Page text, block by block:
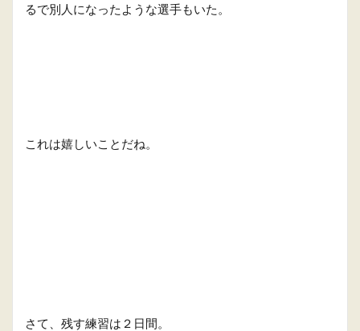
るで別人になったような選手もいた。
これは嬉しいことだね。
さて、残す練習は２日間。